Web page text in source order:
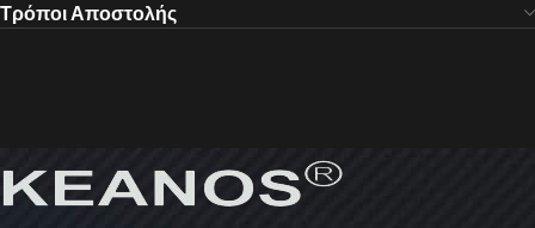
Τρόποι Αποστολής